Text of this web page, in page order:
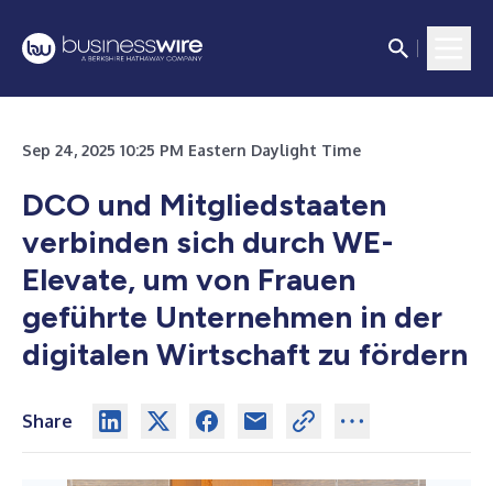
Sep 24, 2025 10:25 PM Eastern Daylight Time
DCO und Mitgliedstaaten
verbinden sich durch WE-
Elevate, um von Frauen
geführte Unternehmen in der
digitalen Wirtschaft zu fördern
Share